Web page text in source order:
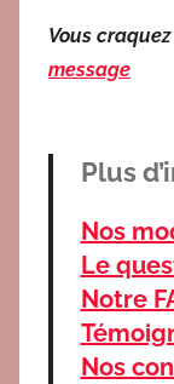
Vous
message
Plus
Nos
Le
Notre
Nos